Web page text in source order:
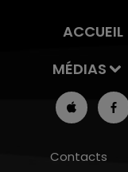
ACCUEIL
MÉDIAS
Contacts